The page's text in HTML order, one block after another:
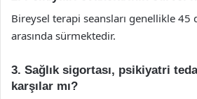
Bireysel terapi seansları genellikle 45
arasında sürmektedir.
3. Sağlık sigortası, psikiyatri
karşılar mı?